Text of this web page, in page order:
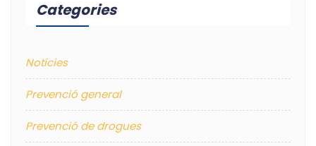
Categories
Notícies
Prevenció general
Prevenció de drogues